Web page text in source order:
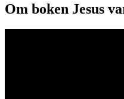
Om boken Jesus